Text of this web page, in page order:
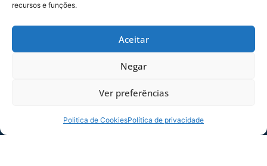
recursos e funções.
Aceitar
Negar
Ver preferências
Politica de CookiesPolítica de privacidade
SERVIÇO DE JOGO: AVAÍ X CRB-AL, PELA
Dias dos Pais vem aí, e na terça-feira (11/08)
Precisamos do